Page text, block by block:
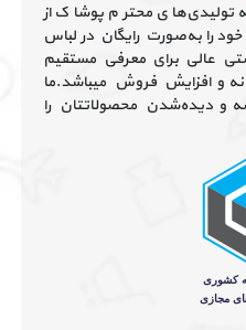
تولیدی‌های محترم پوشاک از
را به‌صورت رایگان در لباس
عالی برای معرفی مستقیم
و افزایش فروش میباشد.ما
و دیده‌شدن محصولاتتان را